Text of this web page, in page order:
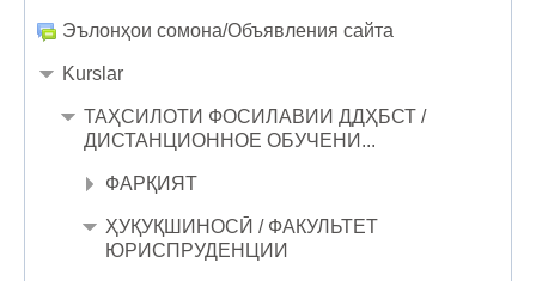
Эълонҳои сомона/Объявления сайта
Kurslar
ТАҲСИЛОТИ ФОСИЛАВИИ ДДҲБСТ /
ДИСТАНЦИОННОЕ ОБУЧЕНИ...
ФАРҚИЯТ
ҲУҚУҚШИНОСӢ / ФАКУЛЬТЕТ
ЮРИСПРУДЕНЦИИ